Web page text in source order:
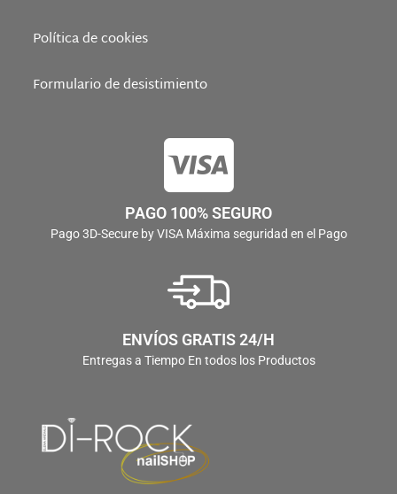
Política de cookies
Formulario de desistimiento
PAGO 100% SEGURO
Pago 3D-Secure by VISA Máxima seguridad en el Pago
ENVÍOS GRATIS 24/H
Entregas a Tiempo En todos los Productos